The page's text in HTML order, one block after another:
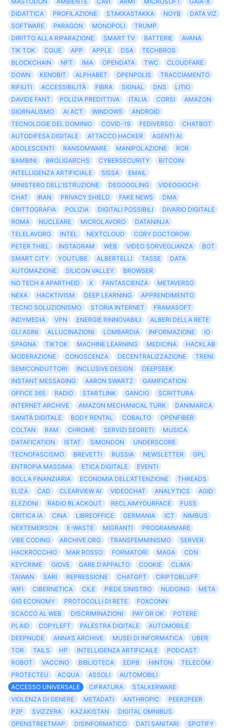
DIDATTICA
PROFILAZIONE STAKKASTAKKA NOYB
DATA VIZ
SOFTWARE
PARAGON MONOPOLI
TRUMP
DIRITTO ALLA RIPARAZIONE
SMART TV BATTERIE
AVANA
TIK TOK
CGUE APP APPLE DSA
TECHBROS
BLOCKCHAIN
NFT IMA OPENDATA TWC
CLOUDFARE
DOWN
KENOBIT ALPHABET OPENPOLIS
TRACCIAMENTO
RIFIUTI
ACCESSIBILITÀ FIBRA SIGNAL DNS
LITIO
DAVIDE FANT
POLIZIA PREDITTIVA ITALIA CORSI
AMAZON
GIORNALISMO
AI ACT WINDOWS
ANDROID
TECNOLOGIE DEL DOMINIO
COVID-19 FEDIVERSO
CHATBOT
AUTODIFESA DIGITALE
ATTACCO HACKER
AGENTI AI
ADOLESCENTI
RANSOMWARE MANIPOLAZIONE
ROR
BAMBINI
BROLIGARCHS CYBERSECURITY
BITCOIN
INTELLIGENZA ARTIFICIALE
SISSA
EMAIL
MINISTERO DELL'ISTRUZIONE
DEGOOGLING
VIDEOGIOCHI
CHAT
IRAN PRIVACY SHIELD FAKE NEWS
DMA
CRITTOGRAFIA
POLIZIA DIGITALI POSSIBILI
DIVARIO DIGITALE
ROMA
NUCLEARE MICROLAVORO
DATANINJA
TELELAVORO
INTEL NEXTCLOUD
CORY DOCTOROW
PETER THIEL
INSTAGRAM WEB VIDEO SORVEGLIANZA
BOT
SMART CITY
YOUTUBE ALBERTELLI TASSE
DATA
AUTOMAZIONE
SILICON VALLEY
BROWSER
NO TECH 4 APARTHEID
X FANTASCIENZA
METAVERSO
NEXA
HACKTIVISM DEEP LEARNING
APPRENDIMENTO
TECNO SOLUZIONISMO
STORIA INTERNET
FRAMASOFT
INDYMEDIA
VPN ENERGIE RINNOVABILI
ALBERI DELLA RETE
GLI ASINI
ALLUCINAZIONI LOMBARDIA INFORMAZIONE
IO
SPAGNA
TIKTOK MACHINE LEARNING MEDICINA
HACKLAB
MODERAZIONE
CONOSCENZA DECENTRALIZZAZIONE
TRENI
SEMICONDUTTORI
INCLUSIVE DESIGN
DEEPSEEK
INSTANT MESSAGING
AARON SWARTZ
GAMIFICATION
OFFICE 365
RADIO STARTLINK GANCIO
SCRITTURA
INTERNET ARCHIVE
AMAZON MECHANICAL TURK
DANIMARCA
SANITÀ DIGITALE
BODY RENTAL COBALTO
OPENFIBER
COLTAN
RAM CHROME SERVIZI SEGRETI
MUSICA
DATAFICATION
ISTAT SIMONDON
UNDERSCORE
TECNOFASCISMO
BREVETTI RUSSIA NEWSLETTER
GPL
ENTROPIA MASSIMA
ETICA DIGITALE
EVENTI
BOLLA FINANZIARIA
ECONOMIA DELL'ATTENZIONE
THREADS
ELIZA
CAD CLEARVIEW AI VIDEOCHAT ANALYTICS
AGID
ELEZIONI
RADIO BLACKOUT RECLAIMYOURFACE
FUSS
CRITICA IA
CINA LIBREOFFICE GERMANIA ICT
NIMBUS
NEXTEMERSON
E-WASTE MIGRANTI
PROGRAMMARE
VIBE CODING
ARCHIVE.ORG TRANSFEMMINISMO
SERVER
HACKROCCHIO
MAR ROSSO FORMATORI MAGA
CDN
KEYCRIME
GIOVE GARE D'APPALTO COOKIE
CLIMA
TAIWAN
SARI REPRESSIONE CHATGPT
CRIPTOBLUFF
WIFI
CIBERNETICA CILE PIEDE SINISTRO NUDGING
META
GIG ECONOMY
PROTOCOLLI DI RETE
FOXCONN
SCACCO AL WEB
DISCRIMINAZIONI PAY OR OK
POTERE
PLAID
COPYLEFT PALESTRA DIGITALE
AUTOMOBILE
DEEPNUDE
ANNA’S ARCHIVE MUSEI DI INFORMATICA
UBER
TOR
TAILS HP INTELLIGENZA ARTIFICAILE
PODCAST
ROBOT
VACCINO BIBLIOTECA EDPB HINTON
TELECOM
PROTECTEU
ACQUA ASSOLI
AUTOMOBILI
ACCESSO UNIVERSALE
CIFRATURA
STALKERWARE
VIOLENZA DI GENERE
METADATI ANTHROPIC
PEER2PEER
P2P
SVIZZERA KAZAKISTAN
DIGITAL OMNIBUS
OPENSTREETMAP
DISINFORMATICO DATI SANITARI
SPOTIFY